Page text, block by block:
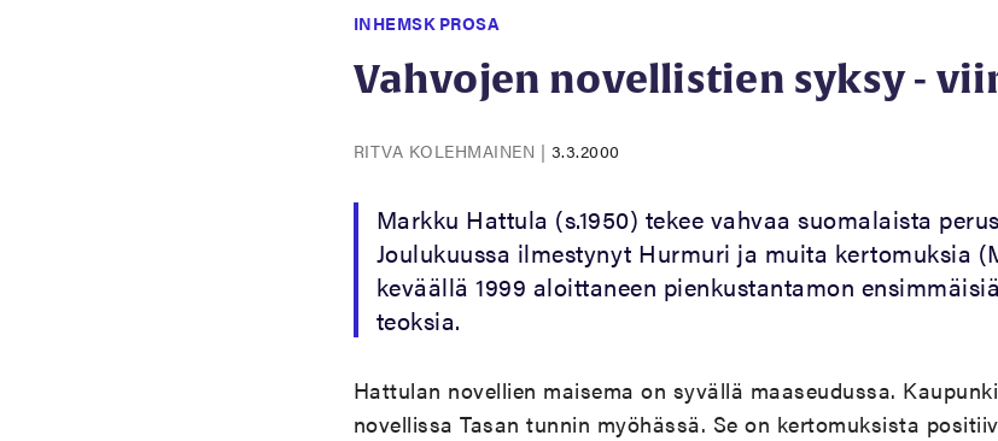
INHEMSK PROSA
Vahvojen novellistien syksy -
RITVA KOLEHMAINEN | 3.3.2000
Markku Hattula (s.1950) tekee vahvaa suomalaista
Joulukuussa ilmestynyt Hurmuri ja muita kertomuksia
keväällä 1999 aloittaneen pienkustantamon
teoksia.
Hattulan novellien maisema on syvällä maaseudussa.
novellissa Tasan tunnin myöhässä. Se on kertomuksista